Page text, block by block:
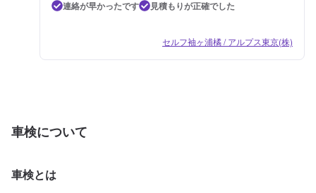
連絡が早かったです
見積もりが正確でした
セルフ袖ヶ浦橘 / アルプス東京(株)
車検について
車検とは